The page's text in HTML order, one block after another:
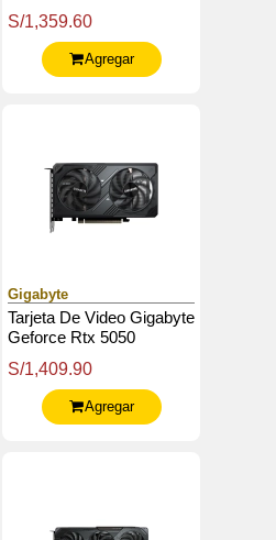
8Gb Gddr6, Pcie 5.0
S/1,359.60
Agregar
Gigabyte
Tarjeta De Video Gigabyte
Geforce Rtx 5050
Gddr6, Pcie Gen 5.0
S/1,409.90
Agregar